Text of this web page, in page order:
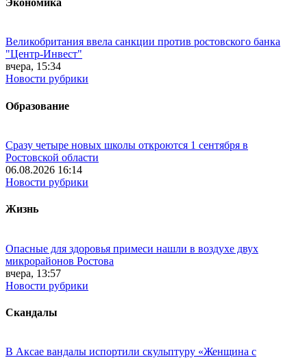
Экономика
Великобритания ввела санкции против ростовского банка
"Центр-Инвест"
вчера, 15:34
Новости рубрики
Образование
Сразу четыре новых школы откроются 1 сентября в
Ростовской области
06.08.2026 16:14
Новости рубрики
Жизнь
Опасные для здоровья примеси нашли в воздухе двух
микрорайонов Ростова
вчера, 13:57
Новости рубрики
Скандалы
В Аксае вандалы испортили скульптуру «Женщина с